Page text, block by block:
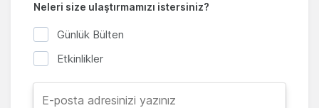
Neleri size ulaştırmamızı istersiniz?
Günlük Bülten
Etkinlikler